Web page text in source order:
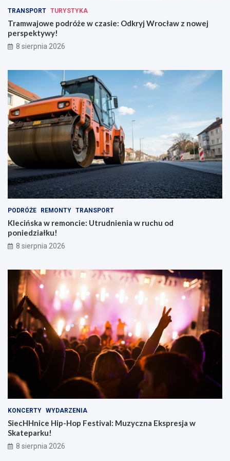
z
r
a
d
n
y
m
p
l
e
c
a
k
e
m
w
p
e
e
k
t
y
w
y
!
TRANSPORT TURYSTYKA
Tramwajowe podróże w czasie: Odkryj Wrocław z nowej
perspektywy!
8 sierpnia 2026
PODRÓŻE REMONTY TRANSPORT
Klecińska w remoncie: Utrudnienia w ruchu od
poniedziałku!
8 sierpnia 2026
KONCERTY WYDARZENIA
SiecHHnice Hip-Hop Festival: Muzyczna Ekspresja w
Skateparku!
8 sierpnia 2026